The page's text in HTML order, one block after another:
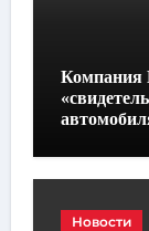
Компания
Новости